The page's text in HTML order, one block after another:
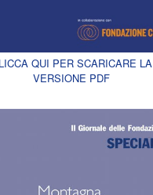
QUI PER SCARICARE LA
VERSIONE PDF